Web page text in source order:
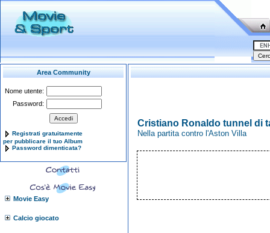
Area Community
Nome utente:
Password:
Registrati gratuitamente
per pubblicare il tuo Album
Password dimenticata?
Movie Easy
Calcio giocato
Cristiano Ronaldo tunnel di
Nella partita contro l'Aston Villa